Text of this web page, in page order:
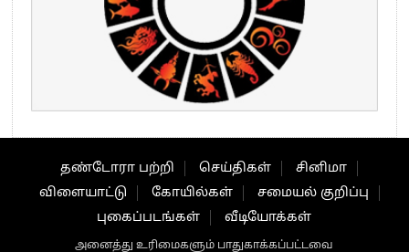
தண்டோரா பற்றி செய்திகள்
சினிமா
விளையாட்டு
கோயில்கள்
சமையல் குறிப்பு
புகைப்படங்கள்
வீடியோக்கள்
அனைத்து உரிமைகளும் பாதுகாக்கப்பட்டவை